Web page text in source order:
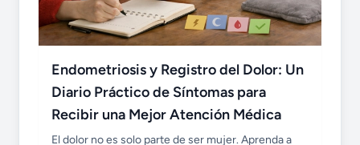
Endometriosis y Registro del Dolor: Un
Diario Práctico de Síntomas para
Recibir una Mejor Atención Médica
El dolor no es solo parte de ser mujer. Aprenda a